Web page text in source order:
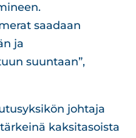
saadaan
ja
suuntaan”,
johtaja
kaksitasoista